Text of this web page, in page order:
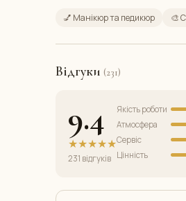
💅 Манікюр та педикюр 🎨
Відгуки (231)
9.4
★★★★★
231 відгуків
Якість роботи
Атмосфера
Сервіс
Цінність